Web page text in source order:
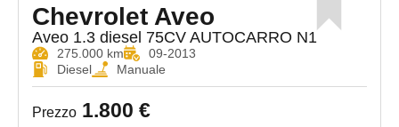
Chevrolet Aveo
Aveo 1.3 diesel 75CV AUTOCARRO N1
275.000 km
09-2013
Diesel
Manuale
Prezzo 1.800 €